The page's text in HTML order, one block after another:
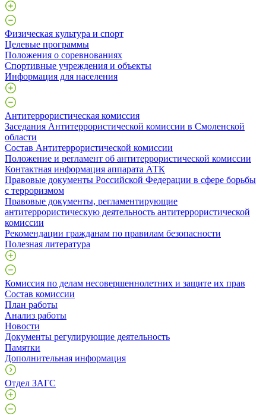
Физическая культура и спорт
Целевые программы
Положения о соревнованиях
Спортивные учреждения и объекты
Информация для населения
Антитеррористическая комиссия
Заседания Антитеррористической комиссии в Смоленской
области
Состав Антитеррористической комиссии
Положение и регламент об антитеррористической комиссии
Контактная информация аппарата АТК
Правовые документы Российской Федерации в сфере борьбы
с терроризмом
Правовые документы, регламентирующие
антитеррористическую деятельность антитеррористической
комиссии
Рекомендации гражданам по правилам безопасности
Полезная литература
Комиссия по делам несовершеннолетних и защите их прав
Состав комиссии
План работы
Анализ работы
Новости
Документы регулирующие деятельность
Памятки
Дополнительная информация
Отдел ЗАГС